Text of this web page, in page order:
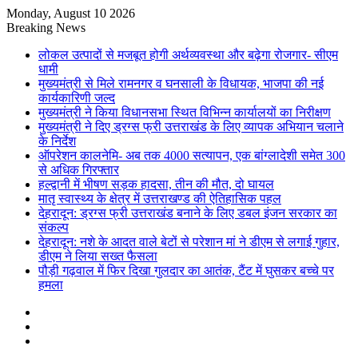
Monday, August 10 2026
Breaking News
लोकल उत्पादों से मजबूत होगी अर्थव्यवस्था और बढ़ेगा रोजगार- सीएम
धामी
मुख्यमंत्री से मिले रामनगर व घनसाली के विधायक, भाजपा की नई
कार्यकारिणी जल्द
मुख्यमंत्री ने किया विधानसभा स्थित विभिन्न कार्यालयों का निरीक्षण
मुख्यमंत्री ने दिए ड्रग्स फ्री उत्तराखंड के लिए व्यापक अभियान चलाने
के निर्देश
ऑपरेशन कालनेमि- अब तक 4000 सत्यापन, एक बांग्लादेशी समेत 300
से अधिक गिरफ्तार
हल्द्वानी में भीषण सड़क हादसा, तीन की मौत, दो घायल
मातृ स्वास्थ्य के क्षेत्र में उत्तराखण्ड की ऐतिहासिक पहल
देहरादून: ड्रग्स फ्री उत्तराखंड बनाने के लिए डबल इंजन सरकार का
संकल्प
देहरादून: नशे के आदत वाले बेटों से परेशान मां ने डीएम से लगाई गुहार,
डीएम ने लिया सख्त फैसला
पौड़ी गढ़वाल में फिर दिखा गुलदार का आतंक, टैंट में घुसकर बच्चे पर
हमला